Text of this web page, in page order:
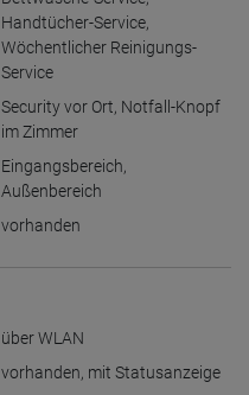
Handtücher-Service,
Wöchentlicher Reinigungs-
Service
Security vor Ort, Notfall-Knopf
im Zimmer
Eingangsbereich,
Außenbereich
vorhanden
über WLAN
vorhanden, mit Statusanzeige